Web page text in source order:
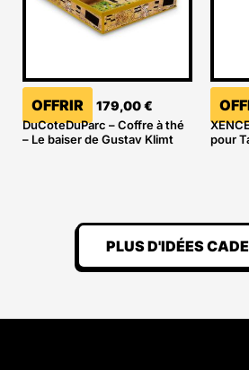
OFFRIR 179,00€
DuCoteDuParc – Coffre à thé
– Le baiser de Gustav Klimt
pour
PLUS D'IDÉES